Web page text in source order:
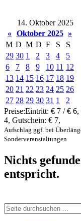
14. Oktober 2025
« Oktober 2025 »
M D M D F S
S
29 30 1 2 3 4
5
6
7 8 9 10 11 12
13 14 15 16 17 18 19
20 21 22 23 24 25 26
27 28 29 30 31 1
2
Preise:Eintritt: € 7 / € 6,
4, Gutschein: € 7,
Aufschlag ggf. bei
Sonderveranstaltungen
Nichts
entspricht.